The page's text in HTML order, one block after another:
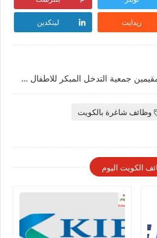
ريدايت لينكدين
وظائف جديدة للوافدين والمقيمين جمعية التدخل المبكر للاطفال في العديد من التخصصات بالكويت
وظائف شاغرة بالكويت
الكويت اليوم